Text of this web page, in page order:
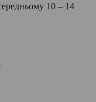
10 – 14